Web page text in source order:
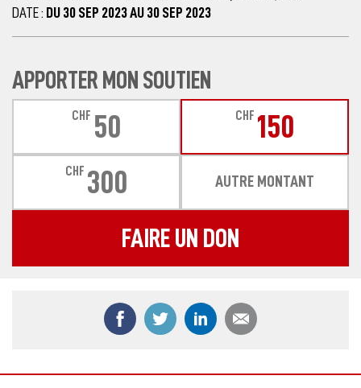
DATE : DU 30 SEP 2023 AU 30 SEP 2023
APPORTER MON SOUTIEN
CHF 50 CHF 150
CHF 300 AUTRE MONTANT
FAIRE UN DON
Partager ce contenu sur Facebook
Partager ce contenu sur Twitter
Partager ce contenu